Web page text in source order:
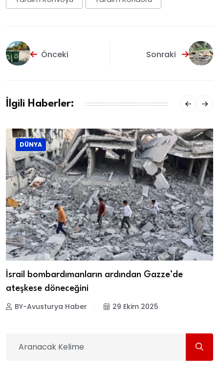
Önceki Sonraki
İlgili Haberler:
DÜNYA
İsrail bombardımanların ardından Gazze’de
ateşkese döneceğini
BY-Avusturya Haber 29 Ekim 2025